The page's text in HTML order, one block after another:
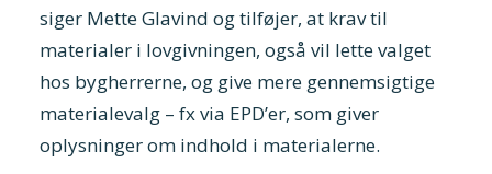
siger Mette Glavind og tilføjer, at krav til
materialer i lovgivningen, også vil lette valget
hos bygherrerne, og give mere gennemsigtige
materialevalg – fx via EPD’er, som giver
oplysninger om indhold i materialerne.